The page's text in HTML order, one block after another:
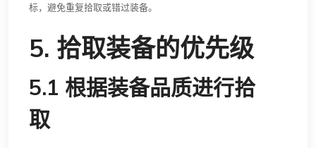
标，避免重复拾取或错过装备。
5. 拾取装备的优先级
5.1 根据装备品质进行拾
取